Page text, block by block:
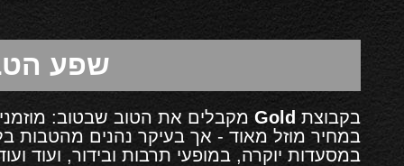
שפע
בקבוצת Gold מקבלים את הטוב שבטוב:
במחיר מוזל מאוד - אך בעיקר נהנים מהטבות
במסעדות יוקרה, במופעי תרבות ובידור, ועוד